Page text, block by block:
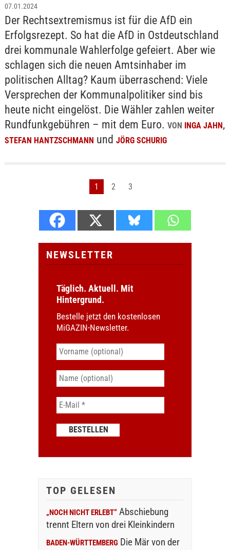
07.01.2024
Der Rechtsextremismus ist für die AfD ein
Erfolgsrezept. So hat die AfD in Ostdeutschland
drei kommunale Wahlerfolge gefeiert. Aber wie
schlagen sich die neuen Amtsinhaber im
politischen Alltag? Kaum überraschend: Viele
Versprechen der Kommunalpolitiker sind bis
heute nicht eingelöst. Die Wähler zahlen weiter
Rundfunkgebühren – mit dem Euro. VON INGA JAHN,
STEFAN HANTZSCHMANN und JÖRG SCHURIG
1 2 3
NEWSLETTER
Täglich. Aktuell. Mit
Hintergrund.
Bestelle jetzt den kostenlosen
MiGAZIN-Newsletter.
TOP GELESEN
„NOCH NICHT ERLEBT“ Abschiebung
trennt Eltern von drei Kleinkindern
BADEN-WÜRTTEMBERG Die Mär von der